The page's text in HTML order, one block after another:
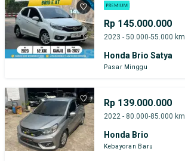
Rp 145.000.000
2023 - 50.000-55.000 km
Honda Brio Satya
Pasar Minggu
Rp 139.000.000
2022 - 80.000-85.000 km
Honda Brio
Kebayoran Baru